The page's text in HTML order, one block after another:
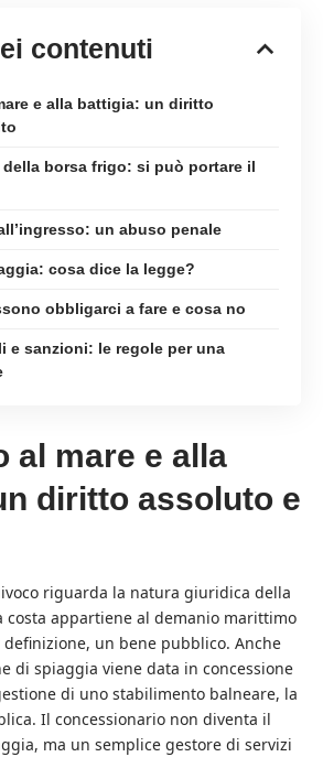
contenuti
e alla battigia: un diritto
della borsa frigo: si può portare il
un abuso penale
cosa dice la legge?
obbligarci a fare e cosa no
e sanzioni: le regole per una
al mare e alla
diritto assoluto e
riguarda la natura giuridica della
appartiene al demanio marittimo
un bene pubblico. Anche
di spiaggia viene data in concessione
di uno stabilimento balneare, la
Il concessionario non diventa il
ma un semplice gestore di servizi